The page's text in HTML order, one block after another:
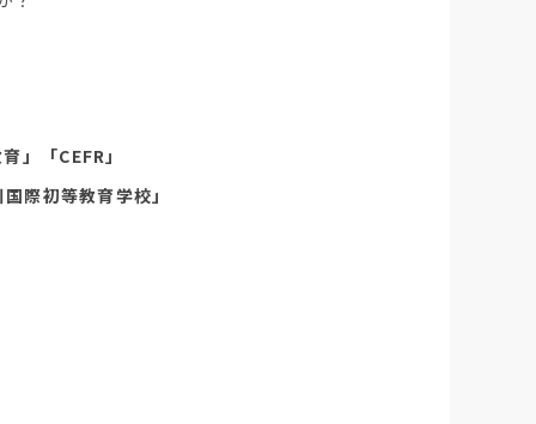
」「CEFR」
際初等教育学校」